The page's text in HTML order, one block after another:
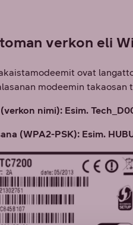
verkon eli
ovat
modeemin takaosan
nimi): Esim.
(WPA2-PSK): Esim.